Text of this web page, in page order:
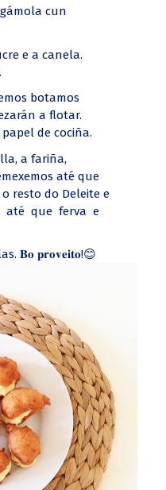
cun
e a canela.
botamos
a flotar.
de cociña.
a fariña,
até que
resto do Deleite e
até que ferva e
𝐁𝐨 𝐩𝐫𝐨𝐯𝐞𝐢𝐭𝐨!😊